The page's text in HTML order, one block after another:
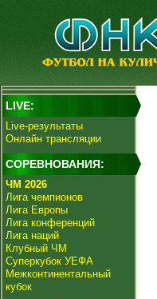
LIVE:
Live-результаты
Онлайн трансляции
СОРЕВНОВАНИЯ:
ЧМ 2026
Лига чемпионов
Лига Европы
Лига конференций
Лига наций
Клубный ЧМ
Суперкубок УЕФА
Межконтинентальный
кубок